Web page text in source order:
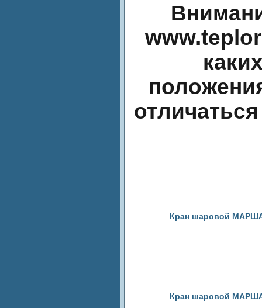
Кран шаровой
Кран шаровой